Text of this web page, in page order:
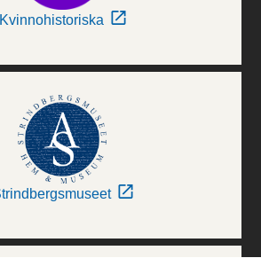
Kvinnohistoriska